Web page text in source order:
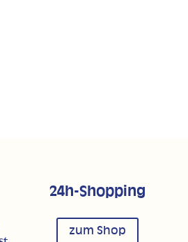
24h-Shopping
zum Shop